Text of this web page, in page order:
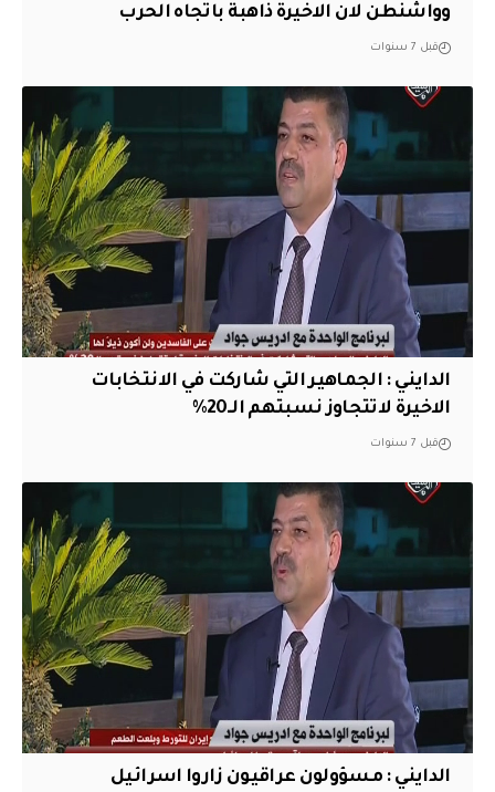
وواشنطن لان الاخيرة ذاهبة باتجاه الحرب
قبل 7 سنوات
الدايني : الجماهير التي شاركت في الانتخابات
الاخيرة لاتتجاوز نسبتهم الــ20%
قبل 7 سنوات
الدايني : مسؤولون عراقيون زاروا اسرائيل